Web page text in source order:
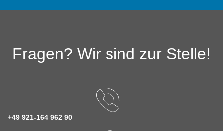
Fragen? Wir sind zur Stelle!
+49 921-164 962 90